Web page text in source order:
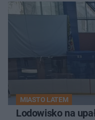
MIASTO LATEM
Lodowisko na